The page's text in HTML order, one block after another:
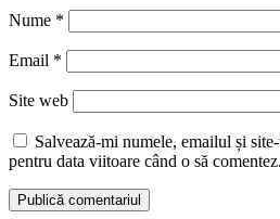
Nume *
Email *
Site web
Salvează-mi numele, emailul și
pentru data viitoare când o să comentez.